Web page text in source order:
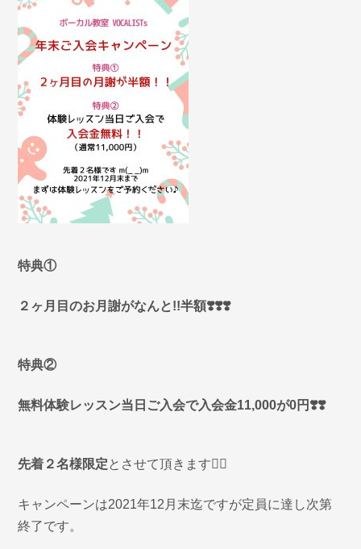
特典①
２ヶ月目のお月謝がなんと!!半額❣️❣️❣️
特典②
無料体験レッスン当日ご入会で入会金11,000が0円❣️❣️
先着２名様限定とさせて頂きます🙇‍♀️
キャンペーンは2021年12月末迄ですが定員に達し次第
終了です。